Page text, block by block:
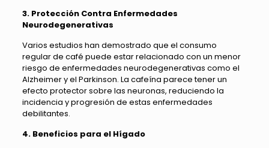
3. Protección Contra Enfermedades
Neurodegenerativas
Varios estudios han demostrado que el consumo
regular de café puede estar relacionado con un menor
riesgo de enfermedades neurodegenerativas como el
Alzheimer y el Parkinson. La cafeína parece tener un
efecto protector sobre las neuronas, reduciendo la
incidencia y progresión de estas enfermedades
debilitantes.
4. Beneficios para el Hígado